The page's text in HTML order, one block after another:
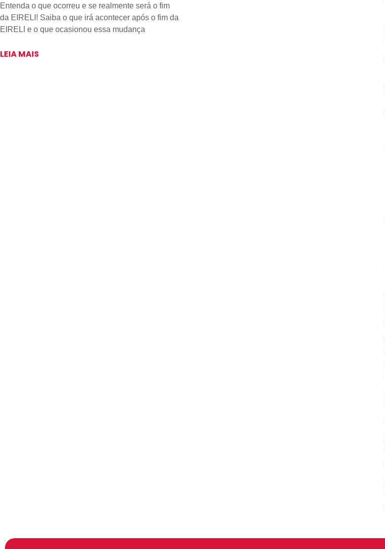
Entenda o que ocorreu e se realmente será o fim
da EIRELI! Saiba o que irá acontecer após o fim da
EIRELI e o que ocasionou essa mudança
LEIA MAIS